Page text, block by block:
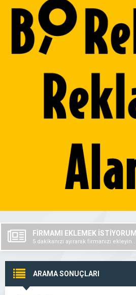
FİRMAMI EKLEMEK İSTİYORUM
5 dakikanızı ayırarak firmanızı ekleyin..
ARAMA SONUÇLARI